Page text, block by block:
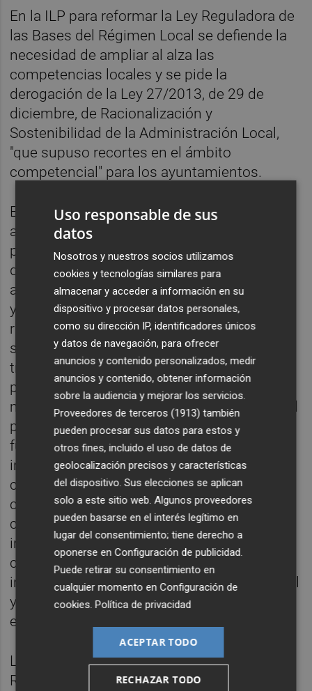
En la ILP para reformar la Ley Reguladora de
las Bases del Régimen Local se defiende la
necesidad de ampliar al alza las
competencias locales y se pide la
derogación de la Ley 27/2013, de 29 de
diciembre, de Racionalización y
Sostenibilidad de la Administración Local,
"que supuso recortes en el ámbito
competencial" para los ayuntamientos.
Esta propuesta defiende que los
ayuntamientos ejerzan como competencias
propias en el ámbito municipal las materias
de urbanismo; medio ambiente urbano;
abastecimiento de agua potable a domicilio
y evacuación y tratamiento de aguas
residuales; infraestructura viaria; servicios
sociales; seguridad ciudadana; tráfico y
transporte colectivo urbano; información y
promoción turística de interés; ferias,
mercados y comercio ambulante; salubridad
pública; cementerios y actividades
funerarias; promoción del deporte e
instalaciones deportivas; promoción de la
cultura y equipamientos culturales;
cooperación en educación; participación
ciudadana en el uso de las tecnologías de la
información; promoción de la igualdad y
contra la violencia de género; políticas de
infancia, juventud y mayores; desarrollo local
y agenda urbana; economía y promoción del
empleo y consumo.
La ILP en favor de reformar la Ley
Reguladora de las Haciendas Locales se
Uso responsable de sus
datos
Nosotros y nuestros socios utilizamos
cookies y tecnologías similares para
almacenar y acceder a información en su
dispositivo y procesar datos personales,
como su dirección IP, identificadores únicos
y datos de navegación, para ofrecer
anuncios y contenido personalizados, medir
anuncios y contenido, obtener información
sobre la audiencia y mejorar los servicios.
Proveedores de terceros (1913) también
pueden procesar sus datos para estos y
otros fines, incluido el uso de datos de
geolocalización precisos y características
del dispositivo. Sus elecciones se aplican
solo a este sitio web. Algunos proveedores
pueden basarse en el interés legítimo en
lugar del consentimiento; tiene derecho a
oponerse enConfiguración de publicidad.
Puede retirar su consentimiento en
cualquier momento enConfiguración de
cookies.Política de privacidad
ACEPTAR TODO
RECHAZAR TODO